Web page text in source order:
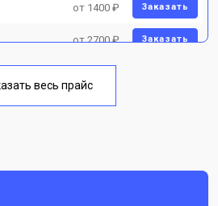
от 1400 ₽ Заказать
от 2700 ₽ Заказать
от 1750 ₽
от 1400 ₽
весь прайс